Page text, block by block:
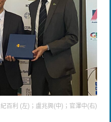
紀百利 (左)；盧兆興(中)；官澤中(右)